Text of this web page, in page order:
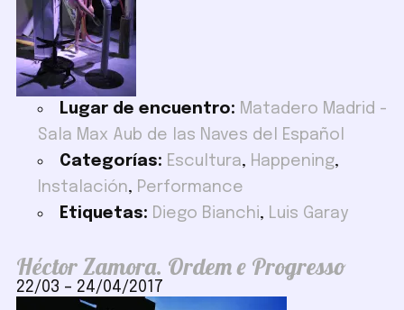
Lugar de encuentro: Matadero Madrid -
Sala Max Aub de las Naves del Español
Categorías: Escultura, Happening,
Instalación, Performance
Etiquetas: Diego Bianchi, Luis Garay
Héctor Zamora. Ordem e Progresso
22/03 – 24/04/2017